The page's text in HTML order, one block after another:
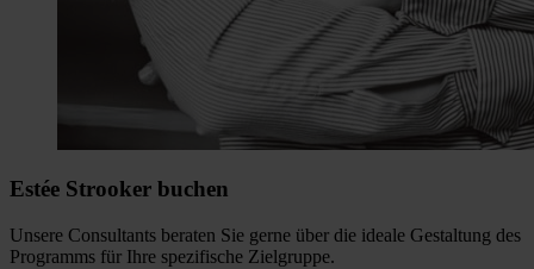
Estée Strooker buchen
Unsere Consultants beraten Sie gerne über die ideale Gestaltung des
Programms für Ihre spezifische Zielgruppe.